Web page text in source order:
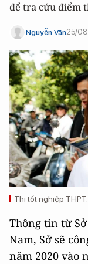
để tra cứu điểm
Nguyễn Văn25/
Thi tốt nghiệp
Thông tin từ
Nam, Sở sẽ
năm 2020 vào